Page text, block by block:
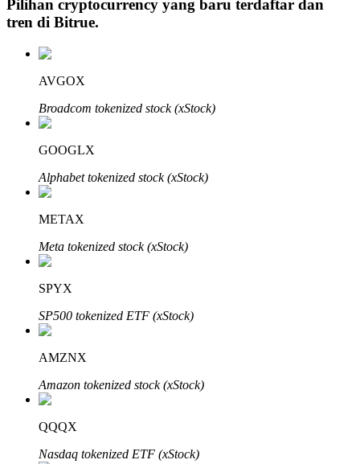
Investasi Otomatis
Raih keuntungan jangka panjang dan kepentingan fleksibel
Pelajari Staking
Pelajari tentang mendapatkan penghasilan pasif
Bitrue
AI
Mitra Bitrue
Pilihan cryptocurrency yang baru terdaftar dan
tren di Bitrue.
AVGOX
Broadcom tokenized stock (xStock)
GOOGLX
Alphabet tokenized stock (xStock)
METAX
Meta tokenized stock (xStock)
SPYX
SP500 tokenized ETF (xStock)
AMZNX
Amazon tokenized stock (xStock)
QQQX
Nasdaq tokenized ETF (xStock)